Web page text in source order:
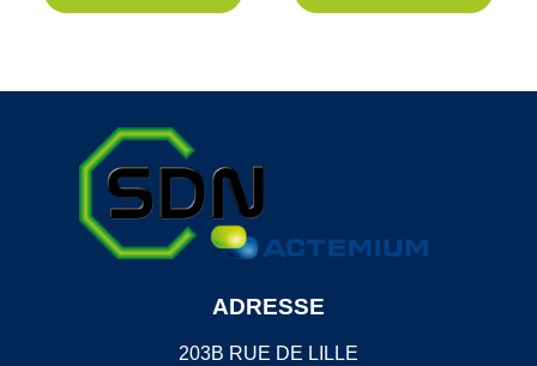
ADRESSE
203B RUE DE LILLE